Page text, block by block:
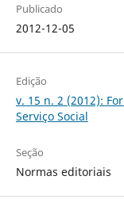
Publicado
2012-12-05
Edição
v. 15 n. 2 (2012):
Serviço Social
Seção
Normas editoriais